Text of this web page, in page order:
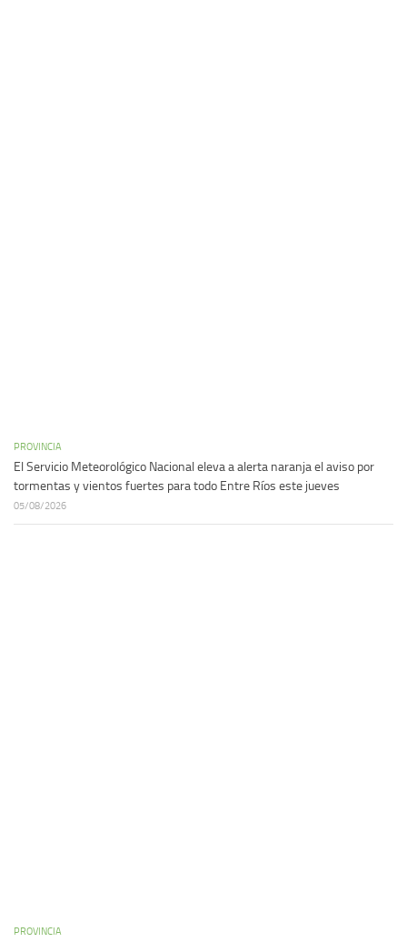
PROVINCIA
El Servicio Meteorológico Nacional eleva a alerta naranja el aviso por
tormentas y vientos fuertes para todo Entre Ríos este jueves
05/08/2026
PROVINCIA